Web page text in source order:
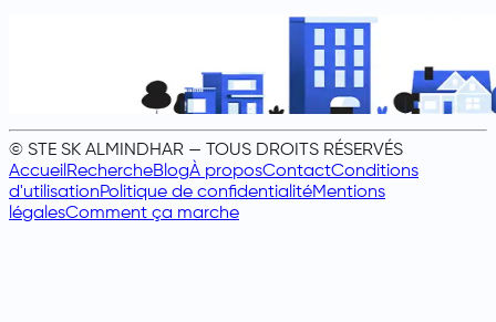
© STE SK ALMINDHAR — TOUS DROITS RÉSERVÉS
AccueilRechercheBlogÀ proposContactConditions
d'utilisationPolitique de confidentialitéMentions
légalesComment ça marche